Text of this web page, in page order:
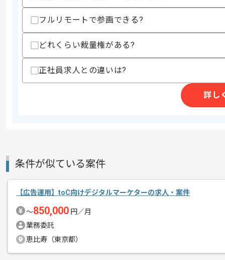
その他募集要項
商談回数
受験の情報を集めた教育ポータルサイト
学校教育に特化したサイトを多く運営
作業時間もとても安定しており、チー
フルリモートで参画できる?
どれくらい裁量権がある?
正社員求人との違いは?
詳し
条件が似ている案件
【広告運用】toC向けデジタルマーケターの求人・案件
〜850,000 円／月
業務委託
恵比寿（東京都）